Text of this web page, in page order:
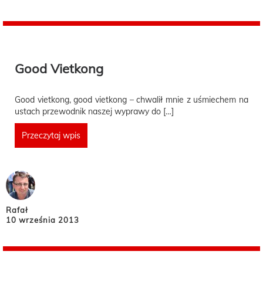
Good Vietkong
Good vietkong, good vietkong – chwalił mnie z uśmiechem na
ustach przewodnik naszej wyprawy do […]
Przeczytaj wpis
Rafał
10 września 2013